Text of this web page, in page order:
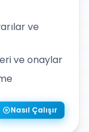
ve
ve onaylar
Nasıl Çalışır